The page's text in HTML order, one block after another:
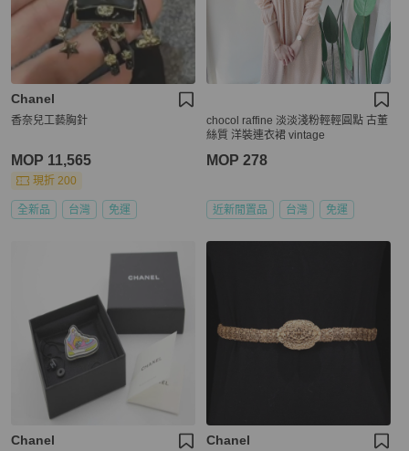
Chanel
香奈兒工藝胸針
MOP 11,565
現折 200
全新品 台灣 免運
chocol raffine 淡淡淺粉輕輕圓點 古董
絲質 洋裝連衣裙 vintage
MOP 278
近新閒置品 台灣 免運
Chanel Chanel